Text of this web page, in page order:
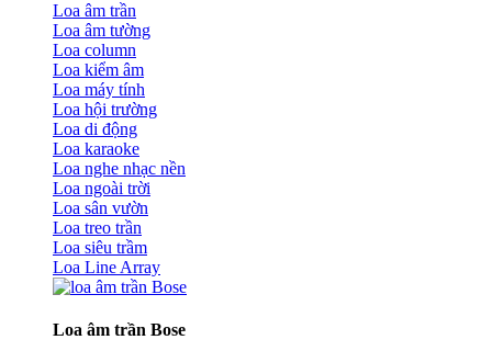
Loa âm trần
Loa âm tường
Loa column
Loa kiểm âm
Loa máy tính
Loa hội trường
Loa di động
Loa karaoke
Loa nghe nhạc nền
Loa ngoài trời
Loa sân vườn
Loa treo trần
Loa siêu trầm
Loa Line Array
Loa âm trần Bose